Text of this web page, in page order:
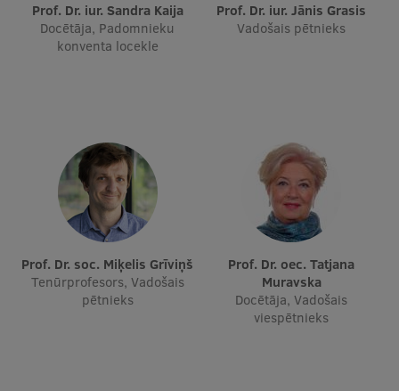
Ģerbonis
Projekti
Ilgtspējīga attīstība
Studiju un vides pieejamība
Dati par 2025. gadu
Suvenīri un grāmatas
Prof. Dr. iur. Sandra Kaija
Docētāja, Padomnieku
konventa locekle
Prof. Dr. iur. Jānis Grasis
Vadošais pētnieks
Prof. Dr. soc. Miķelis Grīviņš
Tenūrprofesors, Vadošais
pētnieks
Prof. Dr. oec. Tatjana
Muravska
Docētāja, Vadošais
viespētnieks